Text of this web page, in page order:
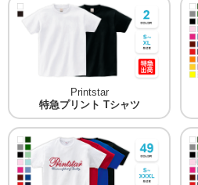
Printstar
特急プリント Tシャツ